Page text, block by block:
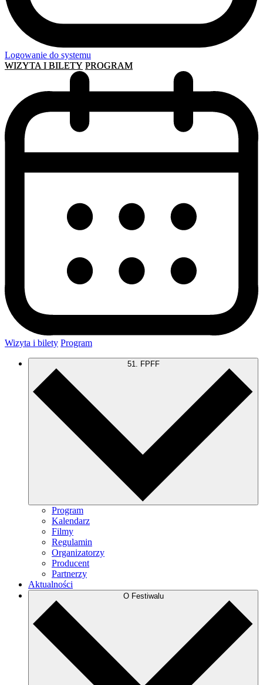
Logowanie do systemu
WIZYTA I BILETY PROGRAM
Wizyta i bilety Program
51. FPFF
Program
Kalendarz
Filmy
Regulamin
Organizatorzy
Producent
Partnerzy
Aktualności
O Festiwalu